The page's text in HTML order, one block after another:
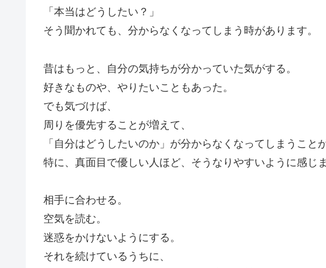
「本当はどうしたい？」
そう聞かれても、分からなくなってしまう時があります。
昔はもっと、自分の気持ちが分かっていた気がする。
好きなものや、やりたいこともあった。
でも気づけば、
周りを優先することが増えて、
「自分はどうしたいのか」が分からなくなってしまうこと
特に、真面目で優しい人ほど、そうなりやすいように感じま
相手に合わせる。
空気を読む。
迷惑をかけないようにする。
それを続けているうちに、